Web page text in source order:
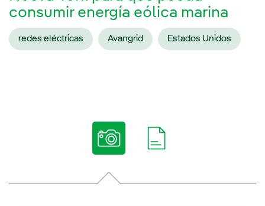
consumir energía eólica marina
redes eléctricas Avangrid Estados Unidos